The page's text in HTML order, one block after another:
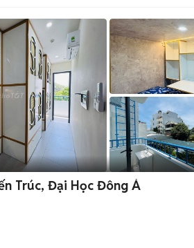
Trúc, Đại Học Đông Á